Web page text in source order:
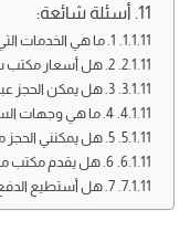
أسئلة شائعة:
1. ما هي الخدمات التي يقدمها مكتب مسك؟
2. هل أسعار مكتب سفريات مسك تنافسية؟
3. هل يمكن الحجز عبر الهاتف أو الإنترنت؟
4. ما هي وجهات السفر المتاحة عبر المكتب؟
5. هل يمكنني الحجز من الغرقة مباشرة دون زيارة مكتب مسك في الفروانية؟
6. هل يقدم مكتب مسك للسفر خدمات خاصة لسكان الغرقة؟
7. هل أستطيع الدفع أونلاين أم يجب زيارة المكتب؟